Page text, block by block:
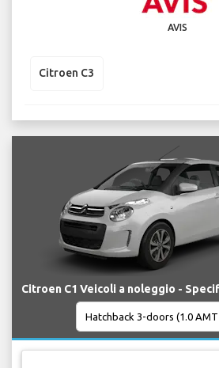
AVIS
Citroen C3
Citroen C1 Veicoli a noleggio -